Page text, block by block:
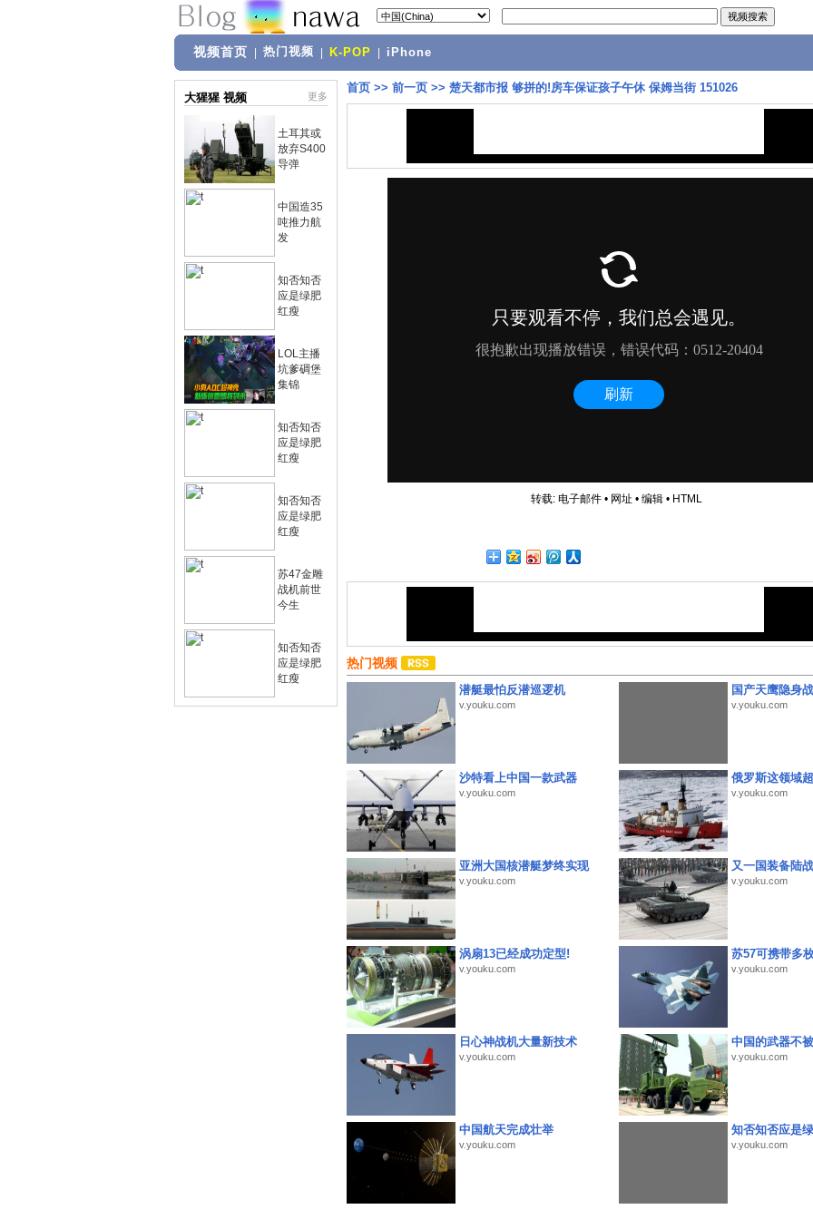
视频首页 热门视频 K-POP iPhone
大猩猩 视频 更多
土耳其或
放弃S400
导弹
中国造35
吨推力航
发
知否知否
应是绿肥
红瘦
LOL主播
坑爹碉堡
集锦
知否知否
应是绿肥
红瘦
知否知否
应是绿肥
红瘦
苏47金雕
战机前世
今生
知否知否
应是绿肥
红瘦
首页 >> 前一页 >> 楚天都市报 够拼的!房车保证孩子午休 保姆当街 151026
转载: 电子邮件• 网址 • 编辑• HTML
热门视频
潜艇最怕反潜巡逻机
v.youku.com
国产天鹰隐身
v.youku.com
沙特看上中国一款武器
v.youku.com
俄罗斯这领域
v.youku.com
亚洲大国核潜艇梦终实现
v.youku.com
又一国装备陆
v.youku.com
涡扇13已经成功定型!
v.youku.com
苏57可携带多
v.youku.com
日心神战机大量新技术
v.youku.com
中国的武器不
v.youku.com
中国航天完成壮举
v.youku.com
知否知否应是
v.youku.com